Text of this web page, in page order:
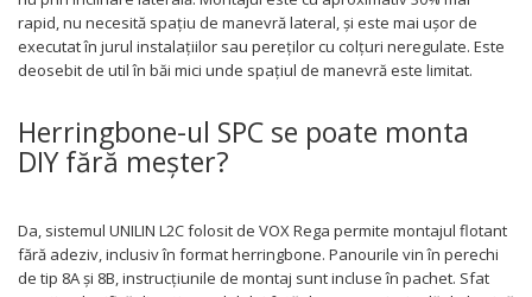
rapid, nu necesită spațiu de manevră lateral, și este mai ușor de
executat în jurul instalațiilor sau pereților cu colțuri neregulate. Este
deosebit de util în băi mici unde spațiul de manevră este limitat.
Herringbone-ul SPC se poate monta
DIY fără meșter?
Da, sistemul UNILIN L2C folosit de VOX Rega permite montajul flotant
fără adeziv, inclusiv în format herringbone. Panourile vin în perechi
de tip 8A și 8B, instrucțiunile de montaj sunt incluse în pachet. Sfat